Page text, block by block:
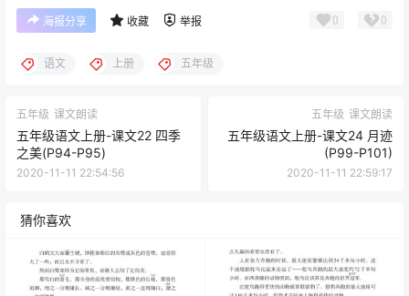
海报分享 收藏 举报 0 0
语文 上册 五年级
五年级 课文朗读
五年级语文上册-课文22 四季
之美(P94-P95)
2020-11-11 22:54:56
五年级 课文朗读
五年级语文上册-课文24 月迹
(P99-P101)
2020-11-11 22:59:17
猜你喜欢